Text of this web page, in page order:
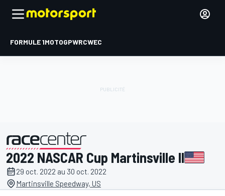
FORMULE 1MOTOGPWRCWEC
présenté par
2022 NASCAR Cup Martinsville II
29 oct. 2022 au 30 oct. 2022
Martinsville Speedway, US